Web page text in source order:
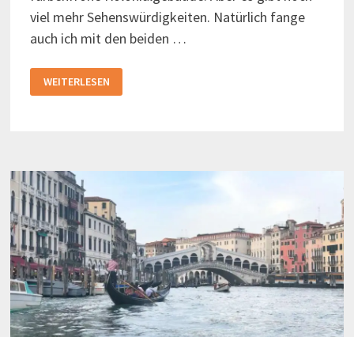
viel mehr Sehenswürdigkeiten. Natürlich fange
auch ich mit den beiden …
DINGE,
DIE
WEITERLESEN